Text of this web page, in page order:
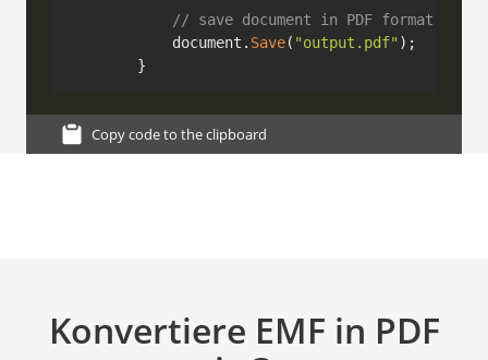
// save document in PDF format
            document.
Save( "output.pdf" );
Copy code to the clipboard
Konvertiere EMF in PDF